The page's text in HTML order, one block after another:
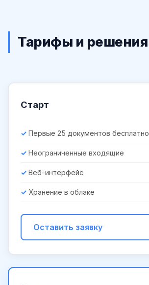
Тарифы и решения
Старт
Первые 25 документов бесплатно
Неограниченные входящие
Веб-интерфейс
Хранение в облаке
Оставить заявку